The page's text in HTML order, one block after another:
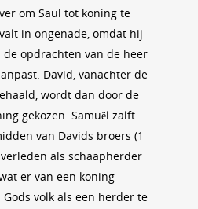
om Saul tot koning te
in ongenade, omdat hij
opdrachten van de heer
David, vanachter de
wordt dan door de
gekozen. Samuël zalft
van Davids broers (1
verleden als schaapherder
er van een koning
volk als een herder te